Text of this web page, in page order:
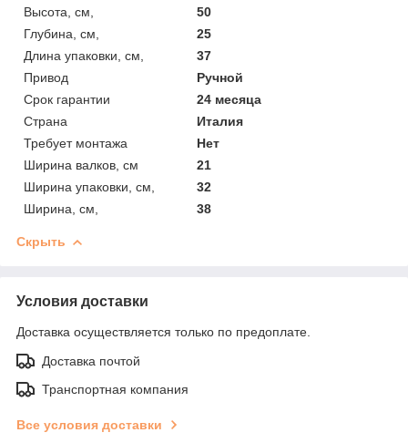
Высота, см,
50
Глубина, см,
25
Длина упаковки, см,
37
Привод
Ручной
Срок гарантии
24 месяца
Страна
Италия
Требует монтажа
Нет
Ширина валков, см
21
Ширина упаковки, см,
32
Ширина, см,
38
Скрыть
Условия доставки
Доставка осуществляется только по предоплате.
Доставка почтой
Транспортная компания
Все условия доставки